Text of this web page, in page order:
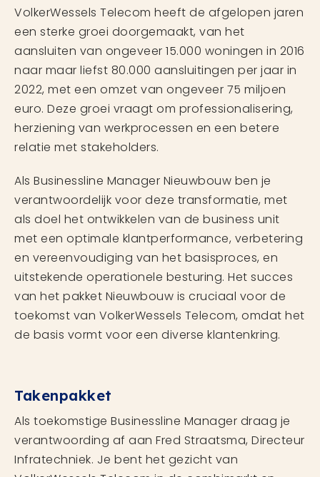
VolkerWessels Telecom heeft de afgelopen jaren
een sterke groei doorgemaakt, van het
aansluiten van ongeveer 15.000 woningen in 2016
naar maar liefst 80.000 aansluitingen per jaar in
2022, met een omzet van ongeveer 75 miljoen
euro. Deze groei vraagt om professionalisering,
herziening van werkprocessen en een betere
relatie met stakeholders.
Als Businessline Manager Nieuwbouw ben je
verantwoordelijk voor deze transformatie, met
als doel het ontwikkelen van de business unit
met een optimale klantperformance, verbetering
en vereenvoudiging van het basisproces, en
uitstekende operationele besturing. Het succes
van het pakket Nieuwbouw is cruciaal voor de
toekomst van VolkerWessels Telecom, omdat het
de basis vormt voor een diverse klantenkring.
Takenpakket
Als toekomstige Businessline Manager draag je
verantwoording af aan Fred Straatsma, Directeur
Infratechniek. Je bent het gezicht van